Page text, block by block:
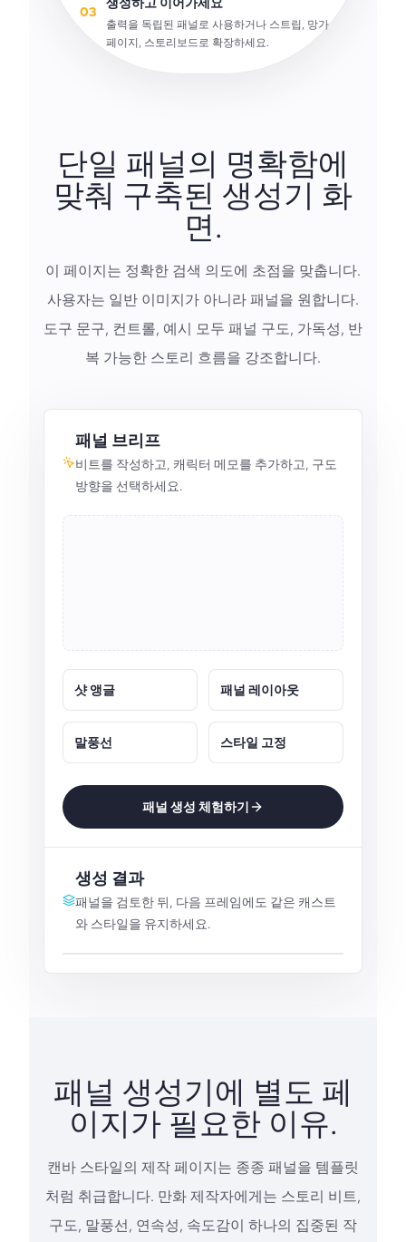
03
출력을 독립된 패널로 사용하거나 스트립, 망가
페이지, 스토리보드로 확장하세요.
단일 패널의 명확함에
맞춰 구축된 생성기 화
면.
이 페이지는 정확한 검색 의도에 초점을 맞춥니다.
사용자는 일반 이미지가 아니라 패널을 원합니다.
도구 문구, 컨트롤, 예시 모두 패널 구도, 가독성, 반
복 가능한 스토리 흐름을 강조합니다.
패널 브리프
비트를 작성하고, 캐릭터 메모를 추가하고, 구도
방향을 선택하세요.
샷 앵글 패널 레이아웃
말풍선 스타일 고정
패널 생성 체험하기
생성 결과
패널을 검토한 뒤, 다음 프레임에도 같은 캐스트
와 스타일을 유지하세요.
패널 생성기에 별도 페
이지가 필요한 이유.
캔바 스타일의 제작 페이지는 종종 패널을 템플릿
처럼 취급합니다. 만화 제작자에게는 스토리 비트,
구도, 말풍선, 연속성, 속도감이 하나의 집중된 작